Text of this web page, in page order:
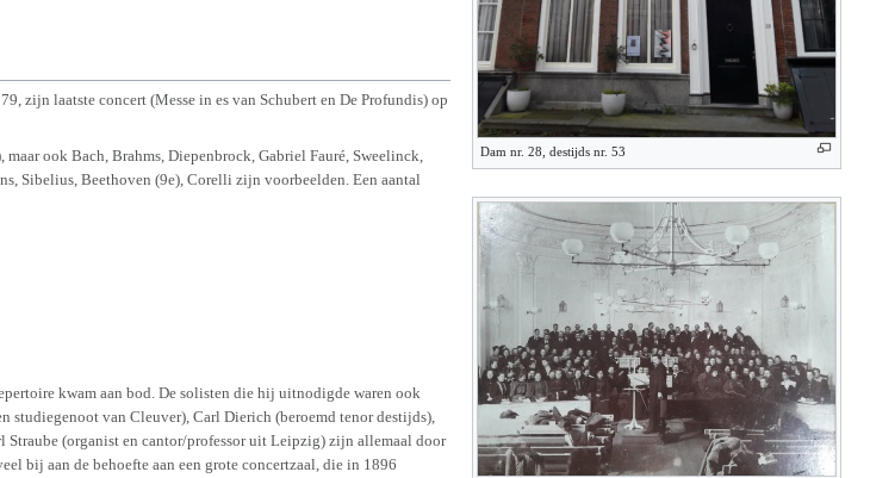
Dam nr. 28, destijds nr. 53
zijn laatste concert (Messe in es van Schubert en De Profundis) op
ook Bach, Brahms, Diepenbrock, Gabriel Fauré, Sweelinck,
Sibelius, Beethoven (9e), Corelli zijn voorbeelden. Een aantal
kwam aan bod. De solisten die hij uitnodigde waren ook
studiegenoot van Cleuver), Carl Dierich (beroemd tenor destijds),
Straube (organist en cantor/professor uit Leipzig) zijn allemaal door
bij aan de behoefte aan een grote concertzaal, die in 1896